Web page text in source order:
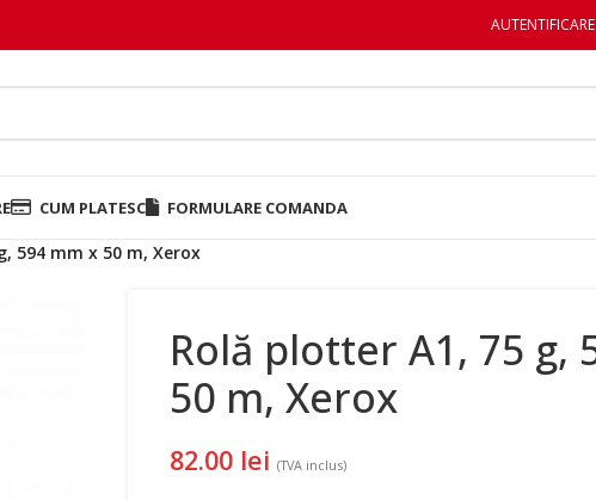
CUM PLATESC FORMULARE COMANDA
594 mm x 50 m, Xerox
Rolă plotter A1, 75 g,
50 m, Xerox
82.00 lei (TVA inclus)